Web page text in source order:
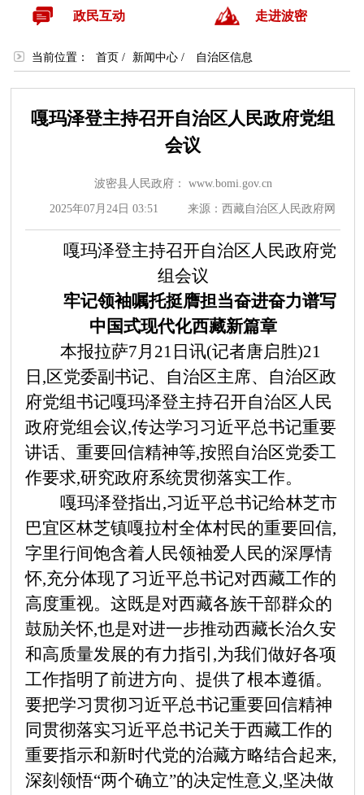
政民互动 走进波密
当前位置： 首页 / 新闻中心 / 自治区信息
嘎玛泽登主持召开自治区人民政府党组
会议
波密县人民政府： www.bomi.gov.cn
2025年07月24日 03:51 来源：西藏自治区人民政府网
嘎玛泽登主持召开自治区人民政府党
组会议
牢记领袖嘱托挺膺担当奋进奋力谱写
中国式现代化西藏新篇章
本报拉萨7月21日讯(记者唐启胜)21
日,区党委副书记、自治区主席、自治区政
府党组书记嘎玛泽登主持召开自治区人民
政府党组会议,传达学习习近平总书记重要
讲话、重要回信精神等,按照自治区党委工
作要求,研究政府系统贯彻落实工作。
嘎玛泽登指出,习近平总书记给林芝市
巴宜区林芝镇嘎拉村全体村民的重要回信,
字里行间饱含着人民领袖爱人民的深厚情
怀,充分体现了习近平总书记对西藏工作的
高度重视。这既是对西藏各族干部群众的
鼓励关怀,也是对进一步推动西藏长治久安
和高质量发展的有力指引,为我们做好各项
工作指明了前进方向、提供了根本遵循。
要把学习贯彻习近平总书记重要回信精神
同贯彻落实习近平总书记关于西藏工作的
重要指示和新时代党的治藏方略结合起来,
深刻领悟“两个确立”的决定性意义,坚决做